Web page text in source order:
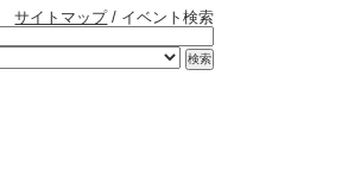
サイトマップ/ イベント検索